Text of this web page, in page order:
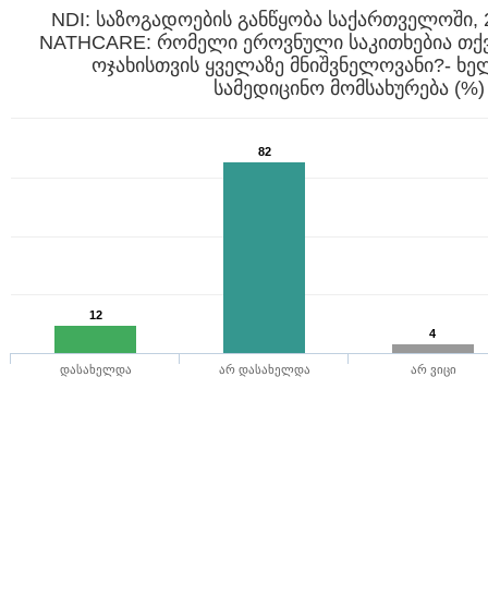
NDI: საზოგადოების განწყობა
NATHCARE: რომელი ეროვნული საკითხებია
ოჯახისთვის ყველაზე მნიშვნელოვანი?-
სამედიცინო მომსახურება (%)
12
82
4
დასახელდა არ დასახელდა არ ვიცი